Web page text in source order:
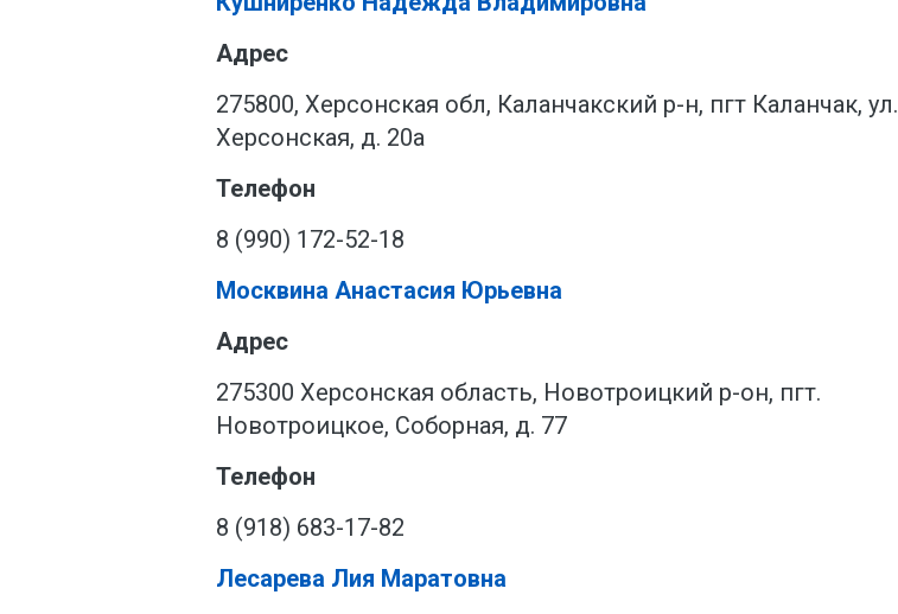
Адрес
275800, Херсонская обл, Каланчакский р-н, пгт Каланчак, ул.
Херсонская, д. 20а
Телефон
8 (990) 172-52-18
Москвина Анастасия Юрьевна
Адрес
275300 Херсонская область, Новотроицкий р-он, пгт.
Новотроицкое, Соборная, д. 77
Телефон
8 (918) 683-17-82
Лесарева Лия Маратовна